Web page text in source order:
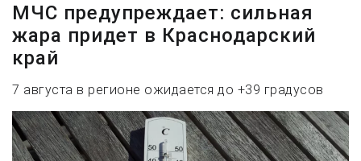
МЧС предупреждает: сильная
жара придет в Краснодарский
край
7 августа в регионе ожидается до +39 градусов